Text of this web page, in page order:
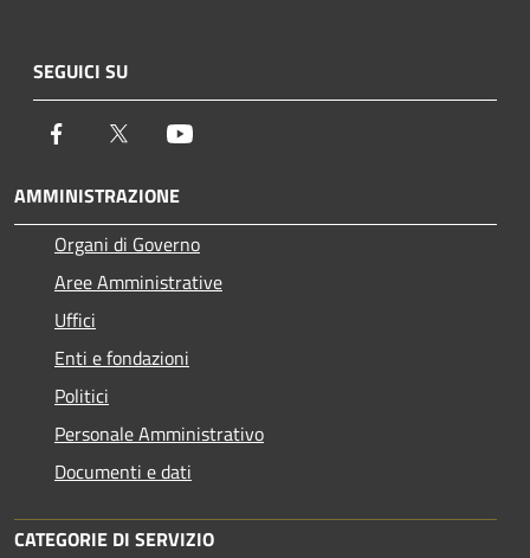
SEGUICI SU
Facebook Twitter
AMMINISTRAZIONE
Organi di Governo
Aree Amministrative
Uffici
Enti e fondazioni
Politici
Personale Amministrativo
Documenti e dati
CATEGORIE DI SERVIZIO